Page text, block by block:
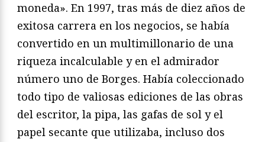
moneda». En 1997, tras más de diez años de
exitosa carrera en los negocios, se había
convertido en un multimillonario de una
riqueza incalculable y en el admirador
número uno de Borges. Había coleccionado
todo tipo de valiosas ediciones de las obras
del escritor, la pipa, las gafas de sol y el
papel secante que utilizaba, incluso dos